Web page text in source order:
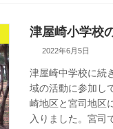
津屋崎小学校
2022年6月5日
津屋崎中学校に続
域の活動に参加し
崎地区と宮司地区
入りました。宮司